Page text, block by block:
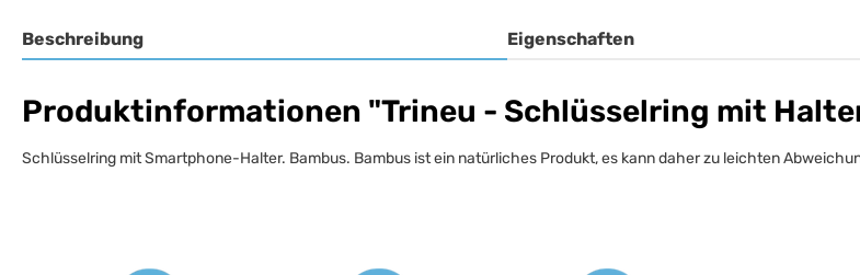
Beschreibung Eigenschaften
Produktinformationen "Trineu - Schlüsselring mit
Schlüsselring mit Smartphone-Halter. Bambus. Bambus ist ein natürliches Produkt, es kann daher zu leichten